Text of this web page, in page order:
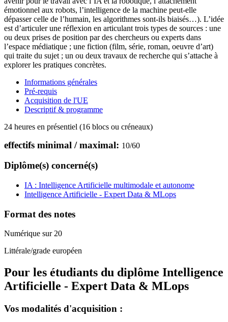
émotionnel aux robots, l’intelligence de la machine peut-elle
dépasser celle de l’humain, les algorithmes sont-ils biaisés…). L’idée
est d’articuler une réflexion en articulant trois types de sources : une
ou deux prises de position par des chercheurs ou experts dans
l’espace médiatique ; une fiction (film, série, roman, oeuvre d’art)
qui traite du sujet ; un ou deux travaux de recherche qui s’attache à
explorer les pratiques concrètes.
Informations générales
Pré-requis
Acquisition de l'UE
Descriptif & programme
24 heures en présentiel (16 blocs ou créneaux)
effectifs minimal / maximal: 10/60
Diplôme(s) concerné(s)
IA : Intelligence Artificielle multimodale et autonome
Intelligence Artificielle - Expert Data & MLops
Format des notes
Numérique sur 20
Littérale/grade européen
Pour les étudiants du diplôme Intelligence
Artificielle - Expert Data & MLops
Vos modalités d'acquisition :